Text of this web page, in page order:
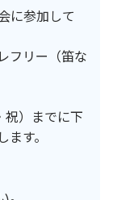
に参加して
フリー（笛な
）までに下
す。